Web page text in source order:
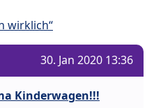
wirklich“
30. Jan 2020 13:36
Kinderwagen!!!